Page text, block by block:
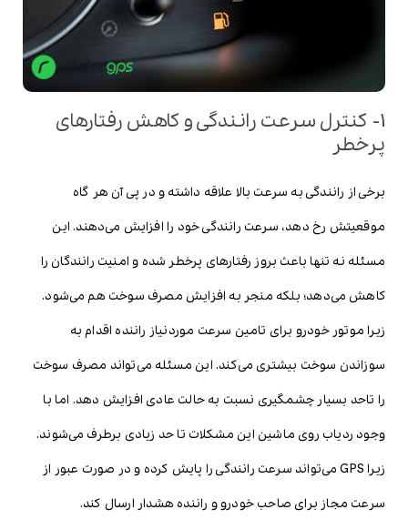
1- کنترل سرعت رانندگی و کاهش رفتارهای
پرخطر
برخی از رانندگی به سرعت بالا علاقه داشته و در پی آن هر گاه
موقعیتش رخ دهد، سرعت رانندگی خود را افزایش می‌دهند. این
مسئله نه تنها باعث بروز رفتارهای پرخطر شده و امنیت رانندگان را
کاهش می‌دهد؛ بلکه منجر به افزایش مصرف سوخت هم می‌شود.
زیرا موتور خودرو برای تامین سرعت موردنیاز راننده اقدام به
سوزاندن سوخت بیشتری می‌کند. این مسئله می‌تواند مصرف سوخت
را تاحد بسیار چشمگیری نسبت به حالت عادی افزایش دهد. اما با
وجود ردیاب روی ماشین این مشکلات تا حد زیادی برطرف می‌شوند.
زیرا GPS می‌تواند سرعت رانندگی را پایش کرده و در صورت عبور از
سرعت مجاز برای صاحب خودرو و راننده هشدار ارسال کند.